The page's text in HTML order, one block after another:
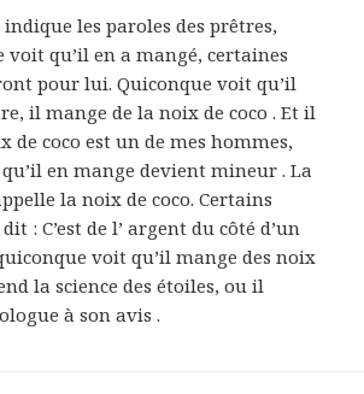
les paroles des prêtres,
voit qu’il en a mangé, certaines
pour lui. Quiconque voit qu’il
il mange de la noix de coco . Et il
de coco est un de mes hommes,
en mange devient mineur . La
la noix de coco. Certains
: C’est de l’ argent du côté d’un
voit qu’il mange des noix
la science des étoiles, ou il
à son avis .